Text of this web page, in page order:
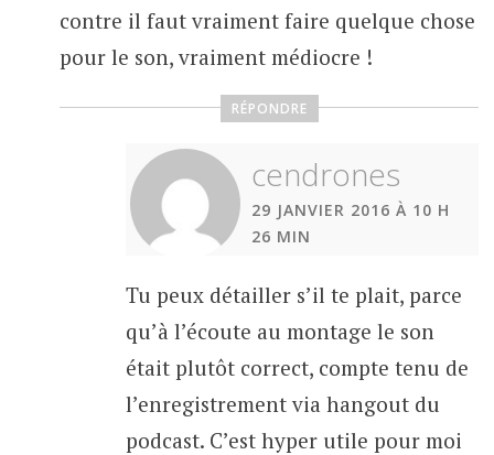
contre il faut vraiment faire quelque chose
pour le son, vraiment médiocre !
RÉPONDRE
cendrones
29 JANVIER 2016 À 10 H
26 MIN
Tu peux détailler s’il te plait, parce
qu’à l’écoute au montage le son
était plutôt correct, compte tenu de
l’enregistrement via hangout du
podcast. C’est hyper utile pour moi